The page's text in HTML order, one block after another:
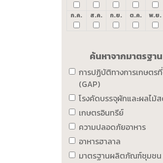
ก.ค. ส.ค. ก.ย. ต.ค. พ.ย.
ค้นหาจากมาตรฐาน
การปฏิบัติทางการเกษตร
(GAP)
โรงคัดบรรจุผักและผลไม้
เกษตรอินทรีย์
ความปลอดภัยอาหาร
อาหารฮาลาล
มาตรฐานผลิตภัณฑ์ชุมชน